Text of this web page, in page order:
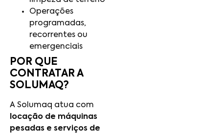
Operações
programadas,
recorrentes ou
emergenciais
POR QUE
CONTRATAR A
SOLUMAQ?
A Solumaq atua com
locação de máquinas
pesadas e serviços de